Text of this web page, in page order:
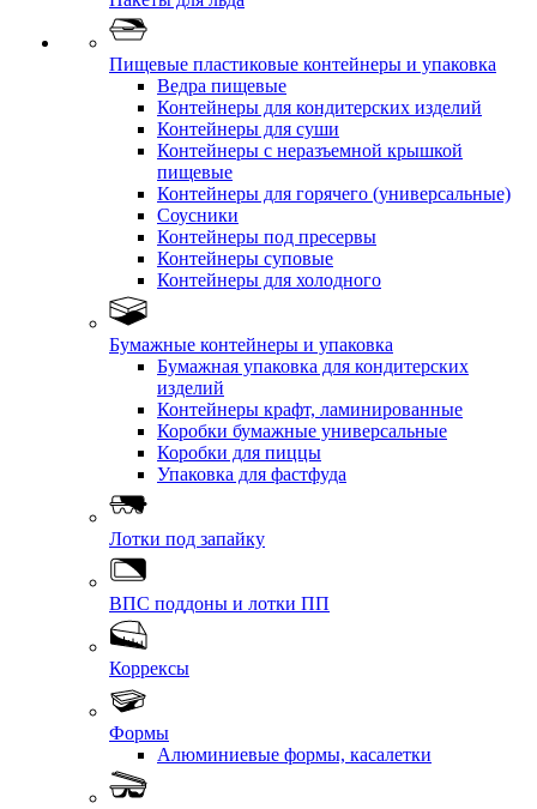
Пищевые пластиковые контейнеры и упаковка
Ведра пищевые
Контейнеры для кондитерских изделий
Контейнеры для суши
Контейнеры с неразъемной крышкой
пищевые
Контейнеры для горячего (универсальные)
Соусники
Контейнеры под пресервы
Контейнеры суповые
Контейнеры для холодного
Бумажные контейнеры и упаковка
Бумажная упаковка для кондитерских
изделий
Контейнеры крафт, ламинированные
Коробки бумажные универсальные
Коробки для пиццы
Упаковка для фастфуда
Лотки под запайку
ВПС поддоны и лотки ПП
Коррексы
Формы
Алюминиевые формы, касалетки